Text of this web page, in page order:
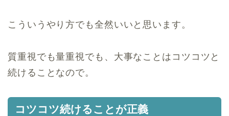
こういうやり方でも全然いいと思います。
質重視でも量重視でも、大事なことはコツコツと
続けることなので。
コツコツ続けることが正義